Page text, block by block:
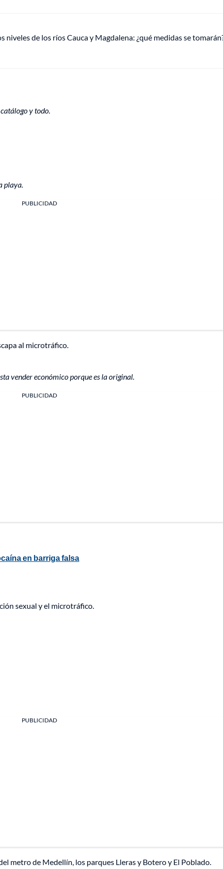
niveles de los ríos Cauca y Magdalena: ¿qué medidas se
y todo.
playa.
PUBLICIDAD
al microtráfico.
vender económico porque es la original.
PUBLICIDAD
en barriga falsa
sexual y el microtráfico.
PUBLICIDAD
metro de Medellín, los parques Lleras y Botero y El Poblado.